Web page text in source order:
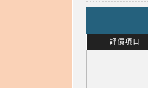
評價項目